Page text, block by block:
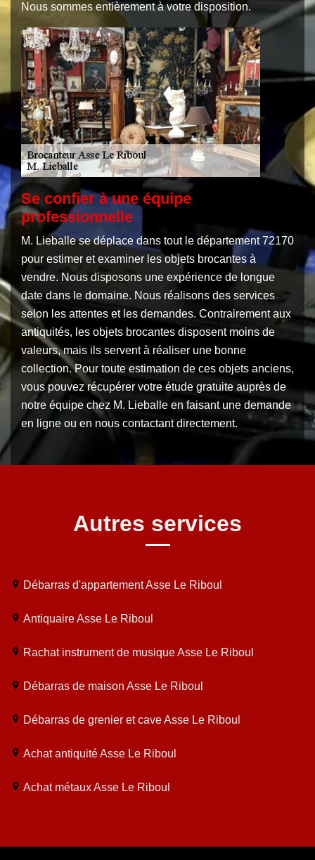
Nous sommes entièrement à votre disposition.
Se confier à une équipe
professionnelle
M. Lieballe se déplace dans tout le département 72170
pour estimer et examiner les objets brocantes à
vendre. Nous disposons une expérience de longue
date dans le domaine. Nous réalisons des services
selon les attentes et les demandes. Contrairement aux
antiquités, les objets brocantes disposent moins de
valeurs, mais ils servent à réaliser une bonne
collection. Pour toute estimation de ces objets anciens,
vous pouvez récupérer votre étude gratuite auprès de
notre équipe chez M. Lieballe en faisant une demande
en ligne ou en nous contactant directement.
Autres services
Débarras d'appartement Asse Le Riboul
Antiquaire Asse Le Riboul
Rachat instrument de musique Asse Le Riboul
Débarras de maison Asse Le Riboul
Débarras de grenier et cave Asse Le Riboul
Achat antiquité Asse Le Riboul
Achat métaux Asse Le Riboul